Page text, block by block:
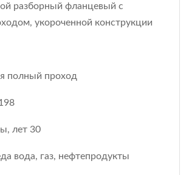
разборный фланцевый с
укороченной конструкции
полный проход
лет 30
вода, газ, нефтепродукты